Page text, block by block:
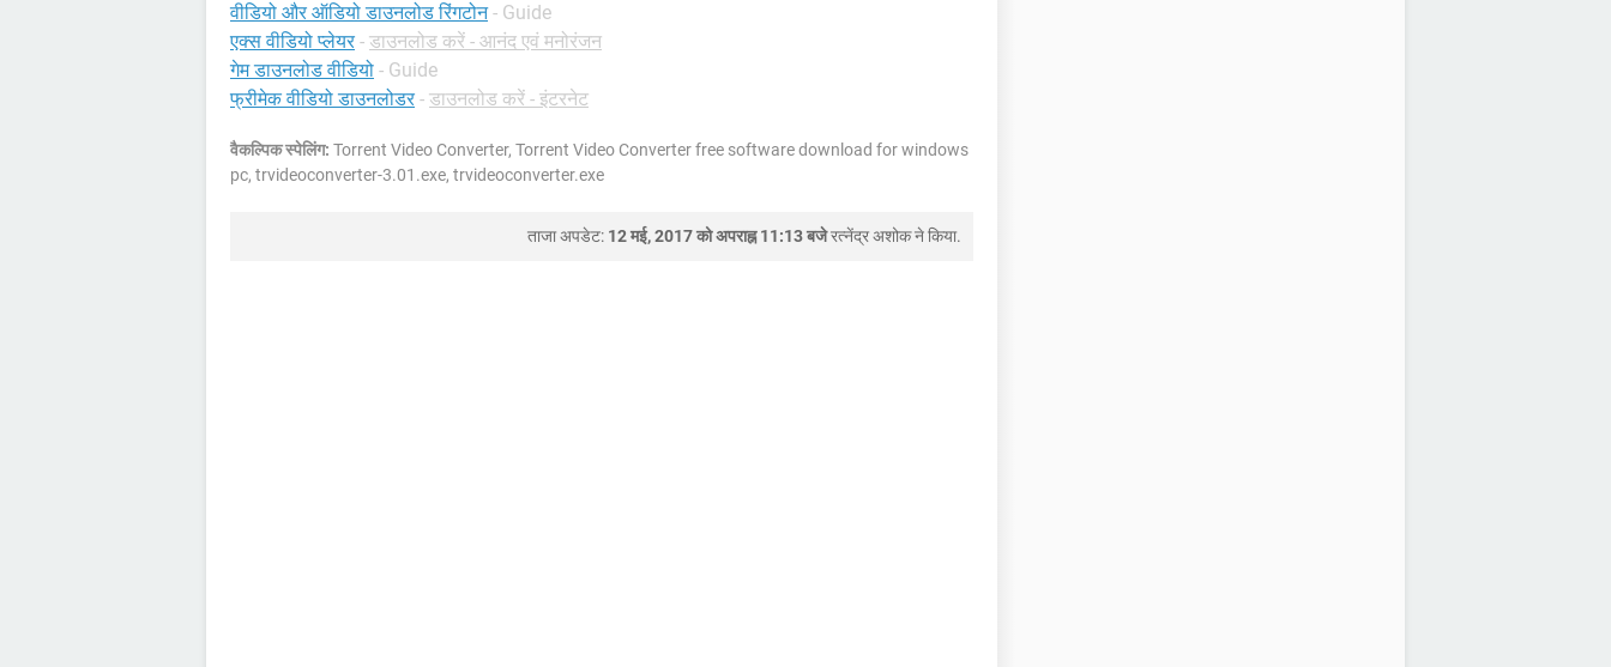
वीडियो और ऑडियो डाउनलोड रिंगटोन - Guide
एक्स वीडियो प्लेयर - डाउनलोड करें - आनंद एवं मनोरंजन
गेम डाउनलोड वीडियो - Guide
फ्रीमेक वीडियो डाउनलोडर - डाउनलोड करें - इंटरनेट
वैकल्पिक स्पेलिंग: Torrent Video Converter, Torrent Video Converter free software download for windows
pc, trvideoconverter-3.01.exe, trvideoconverter.exe
ताजा अपडेट: 12 मई, 2017 को अपराह्न 11:13 बजेरत्नेंद्र अशोकने किया.